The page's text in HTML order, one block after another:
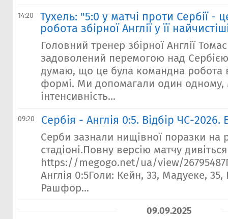
14:20
Тухель: "5:0 у матчі проти Сербії -
робота збірної Англії у її
Головний тренер збірної Англії
задоволений перемогою над
думаю, що це була командна робота в
формі. Ми допомагали один одному,
інтенсивність...
09:20 Сербія - Англія 0:5. Відбір ЧС-2026.
Серби зазнали нищівної поразки на
стадіоні.Повну версію матчу дивіться
https://megogo.net/ua/view/
Англія 0:5Голи: Кейн, 33, Мадуеке, 35,
Рашфор...
09.09.2025